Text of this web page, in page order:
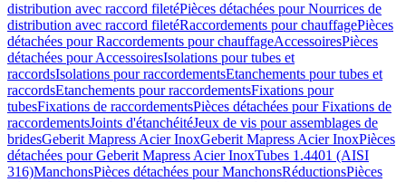
distribution avec raccord filetéPièces détachées pour Nourrices de
distribution avec raccord filetéRaccordements pour chauffagePièces
détachées pour Raccordements pour chauffageAccessoiresPièces
détachées pour AccessoiresIsolations pour tubes et
raccordsIsolations pour raccordementsEtanchements pour tubes et
raccordsEtanchements pour raccordementsFixations pour
tubesFixations de raccordementsPièces détachées pour Fixations de
raccordementsJoints d'étanchéitéJeux de vis pour assemblages de
bridesGeberit Mapress Acier InoxGeberit Mapress Acier InoxPièces
détachées pour Geberit Mapress Acier InoxTubes 1.4401 (AISI
316)ManchonsPièces détachées pour ManchonsRéductionsPièces